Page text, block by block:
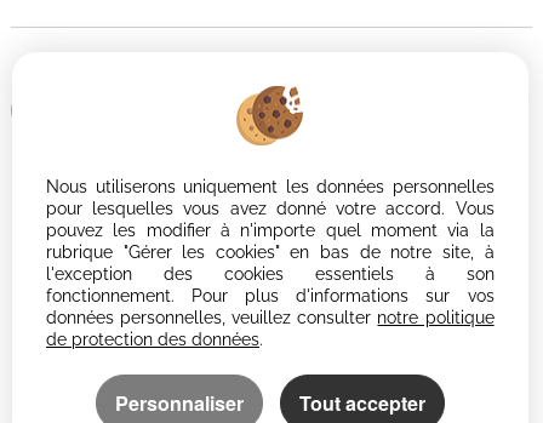
Afin de vous offrir un confort de lecture permanent, depuis votre PC,
votre tablette ou votre smartphone, notre site s'adapte
automatiquement aux différents types d'écrans
Logiciel immo
Référencement immobilier
Nous utiliserons uniquement les données personnelles
pour lesquelles vous avez donné votre accord. Vous
pouvez les modifier à n'importe quel moment via la
rubrique "Gérer les cookies" en bas de notre site, à
l'exception des cookies essentiels à son
fonctionnement. Pour plus d'informations sur vos
données personnelles, veuillez consulter notre politique
de protection des données.
Personnaliser Tout accepter